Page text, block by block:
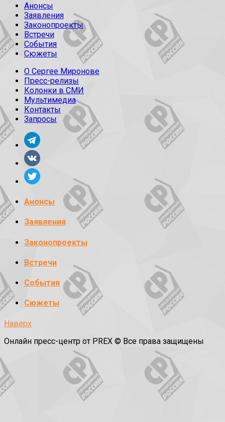
Анонсы
Заявления
Законопроекты
Встречи
События
Сюжеты
О Сергее Миронове
Пресс-релизы
Колонки в СМИ
Мультимедиа
Контакты
Запросы
Анонсы
Заявления
Законопроекты
Встречи
События
Сюжеты
Наверх
Онлайн пресс-центр от PREX © Все права защищены